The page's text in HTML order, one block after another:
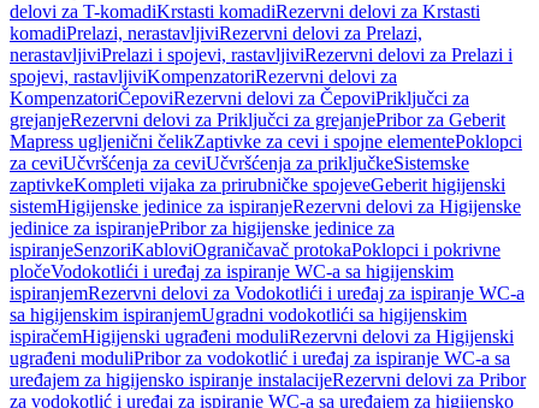
delovi za T-komadiKrstasti komadiRezervni delovi za Krstasti
komadiPrelazi, nerastavljiviRezervni delovi za Prelazi,
nerastavljiviPrelazi i spojevi, rastavljiviRezervni delovi za Prelazi i
spojevi, rastavljiviKompenzatoriRezervni delovi za
KompenzatoriČepoviRezervni delovi za ČepoviPriključci za
grejanjeRezervni delovi za Priključci za grejanjePribor za Geberit
Mapress ugljenični čelikZaptivke za cevi i spojne elementePoklopci
za ceviUčvršćenja za ceviUčvršćenja za priključkeSistemske
zaptivkeKompleti vijaka za prirubničke spojeveGeberit higijenski
sistemHigijenske jedinice za ispiranjeRezervni delovi za Higijenske
jedinice za ispiranjePribor za higijenske jedinice za
ispiranjeSenzoriKabloviOgraničavač protokaPoklopci i pokrivne
pločeVodokotlići i uređaj za ispiranje WC-a sa higijenskim
ispiranjemRezervni delovi za Vodokotlići i uređaj za ispiranje WC-a
sa higijenskim ispiranjemUgradni vodokotlići sa higijenskim
ispiračemHigijenski ugrađeni moduliRezervni delovi za Higijenski
ugrađeni moduliPribor za vodokotlić i uređaj za ispiranje WC-a sa
uređajem za higijensko ispiranje instalacijeRezervni delovi za Pribor
za vodokotlić i uređaj za ispiranje WC-a sa uređajem za higijensko